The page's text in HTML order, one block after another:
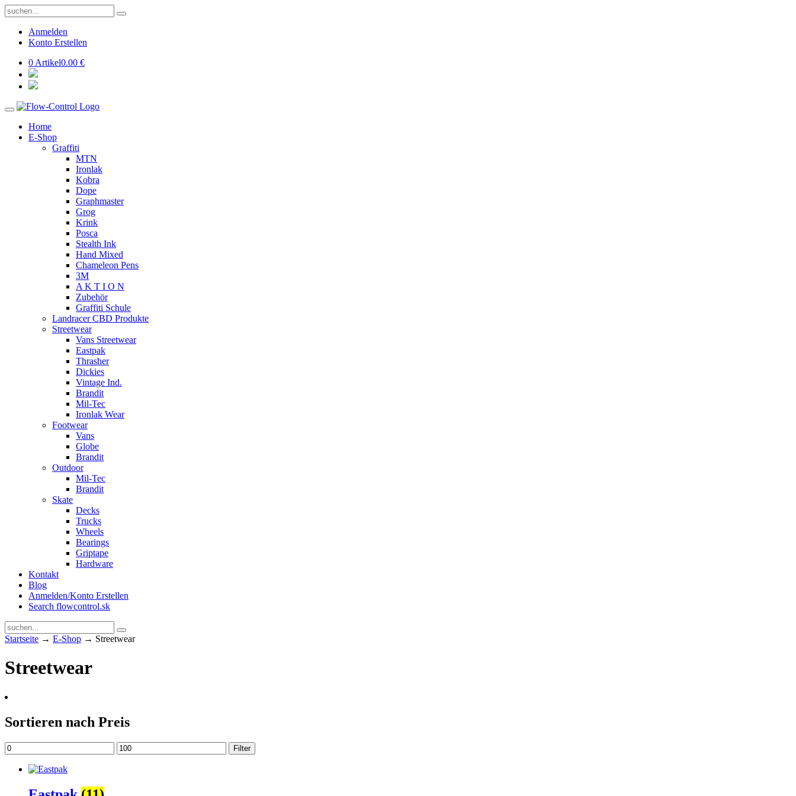
Anmelden
Konto Erstellen
0 Artikel0.00 €
Home
E-Shop
Graffiti
MTN
Ironlak
Kobra
Dope
Graphmaster
Grog
Krink
Posca
Stealth Ink
Hand Mixed
Chameleon Pens
3M
A K T I O N
Zubehör
Graffiti Schule
Landracer CBD Produkte
Streetwear
Vans Streetwear
Eastpak
Thrasher
Dickies
Vintage Ind.
Brandit
Mil-Tec
Ironlak Wear
Footwear
Vans
Globe
Brandit
Outdoor
Mil-Tec
Brandit
Skate
Decks
Trucks
Wheels
Bearings
Griptape
Hardware
Kontakt
Blog
Anmelden/Konto Erstellen
Search flowcontrol.sk
Startseite → E-Shop → Streetwear
Streetwear
Sortieren nach Preis
Min.
Preis
Max.
Preis
Filter